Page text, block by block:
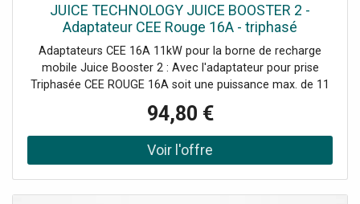
JUICE TECHNOLOGY JUICE BOOSTER 2 -
Adaptateur CEE Rouge 16A - triphasé
Adaptateurs CEE 16A 11kW pour la borne de recharge
mobile Juice Booster 2 : Avec l'adaptateur pour prise
Triphasée CEE ROUGE 16A soit une puissance max. de 11
approprié à votre prise, branchez votre borne de recharge
mobile Juice Booster 2 et vous chargez votre véhicule
électrique avec la puissance maximum délivrer par la prise
secteur. La borne mobile Juice Booster 2 adapte
94,80 €